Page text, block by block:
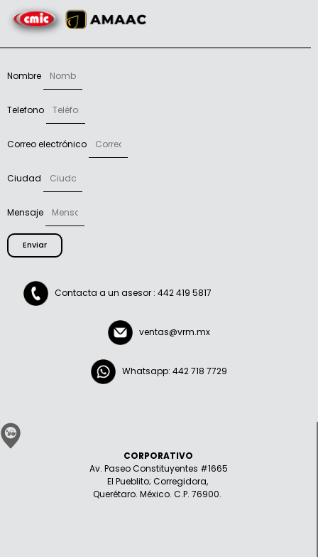
Nombre
Telefono
Correo electrónico
Ciudad
Mensaje
Enviar
Contacta a un asesor : 442 419 5817
ventas@vrm.mx
Whatsapp: 442 718 7729
CORPORATIVO
Av. Paseo Constituyentes #1665
El Pueblito; Corregidora,
Querétaro. México. C.P. 76900.